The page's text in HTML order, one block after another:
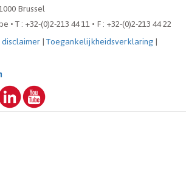
Brussel
T : +32-(0)2-213 44 11 • F : +32-(0)2-213 44 22
|Toegankelijkheidsverklaring|